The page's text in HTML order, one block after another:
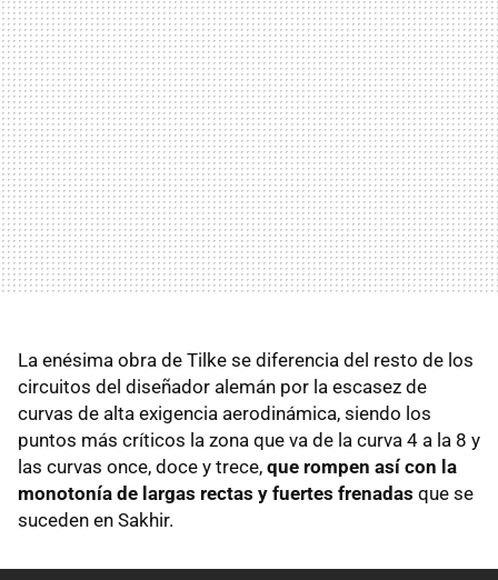
La enésima obra de Tilke se diferencia del resto de los
circuitos del diseñador alemán por la escasez de
curvas de alta exigencia aerodinámica, siendo los
puntos más críticos la zona que va de la curva 4 a la 8 y
las curvas once, doce y trece, que rompen así con la
monotonía de largas rectas y fuertes frenadas que se
suceden en Sakhir.